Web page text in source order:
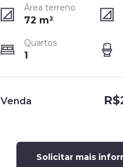
Área terreno
72 m²
Quartos
1
Venda
Solicitar mais